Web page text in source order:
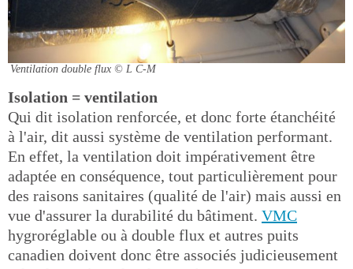
Ventilation double flux © L C-M
Isolation = ventilation
Qui dit isolation renforcée, et donc forte étanchéité
à l'air, dit aussi système de ventilation performant.
En effet, la ventilation doit impérativement être
adaptée en conséquence, tout particulièrement pour
des raisons sanitaires (qualité de l'air) mais aussi en
vue d'assurer la durabilité du bâtiment. VMC
hygroréglable ou à double flux et autres puits
canadien doivent donc être associés judicieusement